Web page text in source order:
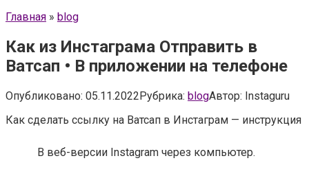
Главная » blog
Как из Инстаграма Отправить в
Ватсап • В приложении на телефоне
Опубликовано: 05.11.2022Рубрика: blogАвтор: Instaguru
Как сделать ссылку на Ватсап в Инстаграм — инструкция
В веб-версии Instagram через компьютер.